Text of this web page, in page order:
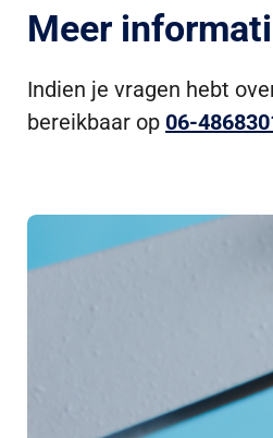
Meer
Indien je vragen hebt
bereikbaar op 06-